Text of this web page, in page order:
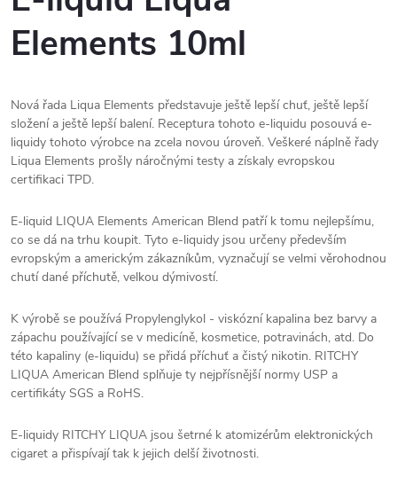
Elements 10ml
Nová řada Liqua Elements představuje ještě lepší chuť, ještě lepší
složení a ještě lepší balení. Receptura tohoto e-liquidu posouvá e-
liquidy tohoto výrobce na zcela novou úroveň. Veškeré náplně řady
Liqua Elements prošly náročnými testy a získaly evropskou
certifikaci TPD.
E-liquid LIQUA Elements American Blend patří k tomu nejlepšímu,
co se dá na trhu koupit. Tyto e-liquidy jsou určeny především
evropským a americkým zákazníkům, vyznačují se velmi věrohodnou
chutí dané příchutě, velkou dýmivostí.
K výrobě se používá Propylenglykol - viskózní kapalina bez barvy a
zápachu používající se v medicíně, kosmetice, potravinách, atd. Do
této kapaliny (e-liquidu) se přidá příchuť a čistý nikotin. RITCHY
LIQUA American Blend splňuje ty nejpřísnější normy USP a
certifikáty SGS a RoHS.
E-liquidy RITCHY LIQUA jsou šetrné k atomizérům elektronických
cigaret a přispívají tak k jejich delší životnosti.